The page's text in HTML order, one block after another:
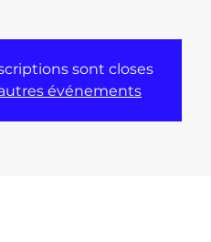
sont closes
événements